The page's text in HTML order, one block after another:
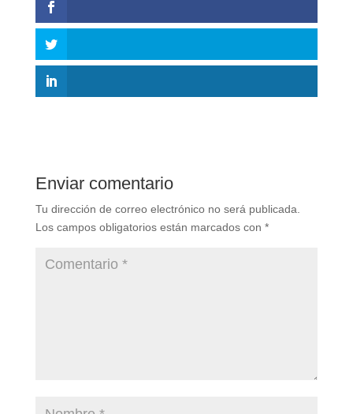
Enviar comentario
Tu dirección de correo electrónico no será publicada.
Los campos obligatorios están marcados con *